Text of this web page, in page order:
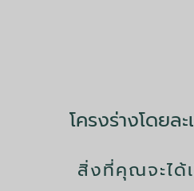
โครงร่างโดยล
สิ่งที่คุณจะได้